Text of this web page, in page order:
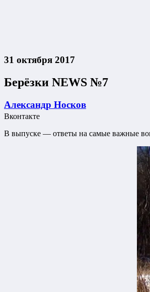
31 октября 2017
Берёзки NEWS №7
Александр Носков
Вконтакте
В выпуске — ответы на самые важные